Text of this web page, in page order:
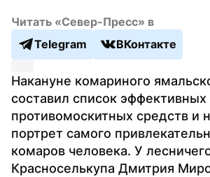
Читать «Север-Пресс» в
Telegram
ВКонтакте
Накануне комариного
составил список эффективных
противомоскитных средств и
портрет самого
комаров человека. У
Красноселькупа Дмитрия